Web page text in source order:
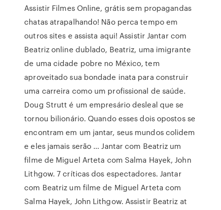
Assistir Filmes Online, grátis sem propagandas
chatas atrapalhando! Não perca tempo em
outros sites e assista aqui! Assistir Jantar com
Beatriz online dublado, Beatriz, uma imigrante
de uma cidade pobre no México, tem
aproveitado sua bondade inata para construir
uma carreira como um profissional de saúde.
Doug Strutt é um empresário desleal que se
tornou bilionário. Quando esses dois opostos se
encontram em um jantar, seus mundos colidem
e eles jamais serão … Jantar com Beatriz um
filme de Miguel Arteta com Salma Hayek, John
Lithgow. 7 críticas dos espectadores. Jantar
com Beatriz um filme de Miguel Arteta com
Salma Hayek, John Lithgow. Assistir Beatriz at